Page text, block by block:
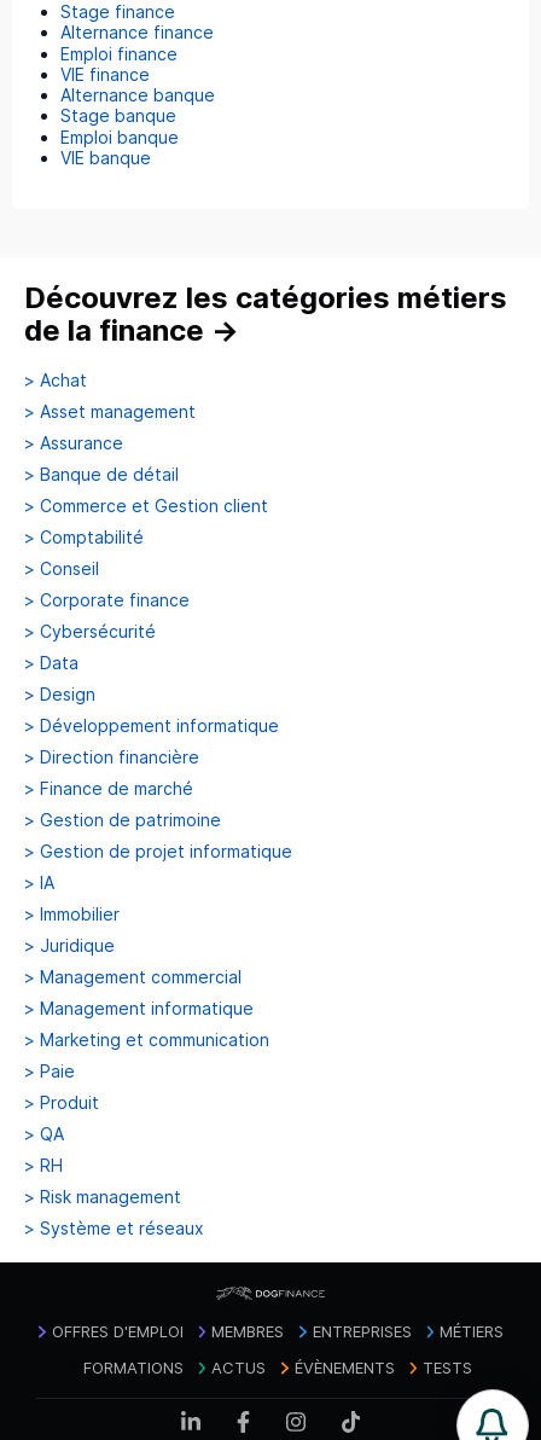
Stage finance
Alternance finance
Emploi finance
VIE finance
Alternance banque
Stage banque
Emploi banque
VIE banque
Découvrez les catégories métiers
de la finance →
> Achat
> Asset management
> Assurance
> Banque de détail
> Commerce et Gestion client
> Comptabilité
> Conseil
> Corporate finance
> Cybersécurité
> Data
> Design
> Développement informatique
> Direction financière
> Finance de marché
> Gestion de patrimoine
> Gestion de projet informatique
> IA
> Immobilier
> Juridique
> Management commercial
> Management informatique
> Marketing et communication
> Paie
> Produit
> QA
> RH
> Risk management
> Système et réseaux
OFFRES D'EMPLOI MEMBRES ENTREPRISES
MÉTIERS
FORMATIONS
ACTUS ÉVÈNEMENTS TESTS